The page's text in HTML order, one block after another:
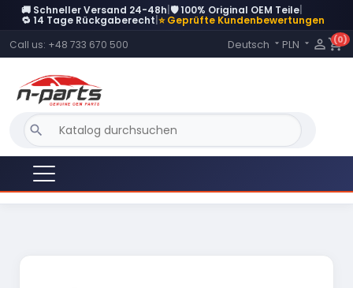
🚚 Schneller Versand 24-48h 🛡️ 100% Original OEM Teile
🔁 14 Tage Rückgaberecht ⭐ Geprüfte Kundenbewertungen
Call us: +48 733 670 500 Language:
Deutsch  PLN   shopping_cart
(0)
search